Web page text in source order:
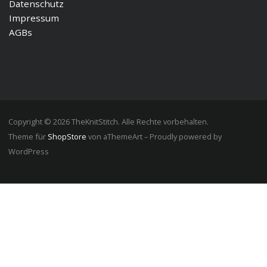
Datenschutz
Impressum
AGBs
Copyright © 2026 TheKnitStitch. Alle Rechte vorbehalten.
Theme für ShopStore von aThemeArt – Proudly powered by
WordPress